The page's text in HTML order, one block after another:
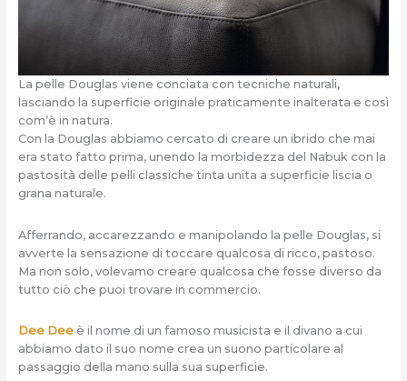
La pelle Douglas viene conciata con tecniche naturali,
lasciando la superficie originale praticamente inalterata e così
com’è in natura.
Con la Douglas abbiamo cercato di creare un ibrido che mai
era stato fatto prima, unendo la morbidezza del Nabuk con la
pastosità delle pelli classiche tinta unita a superficie liscia o
grana naturale.
Afferrando, accarezzando e manipolando la pelle Douglas, si
avverte la sensazione di toccare qualcosa di ricco, pastoso.
Ma non solo, volevamo creare qualcosa che fosse diverso da
tutto ciò che puoi trovare in commercio.
Dee Deeè il nome di un famoso musicista e il divano a cui
abbiamo dato il suo nome crea un suono particolare al
passaggio della mano sulla sua superficie.